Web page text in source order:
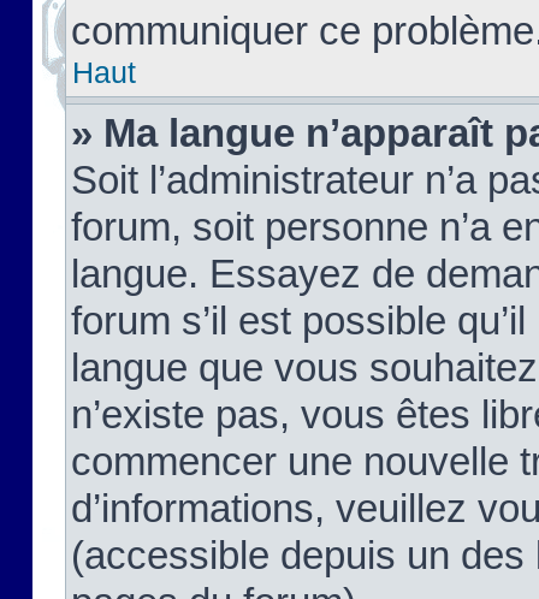
communiquer ce
Haut
» Ma langue n’apparaît
Soit l’administrateur n’a
forum, soit personne n’a
langue. Essayez de
forum s’il est possible
langue que vous
n’existe pas, vous êtes
commencer une nouvelle
d’informations, veuillez
(accessible depuis un